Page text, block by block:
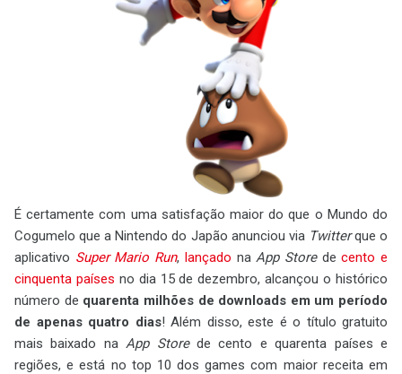
É certamente com uma satisfação maior do que o Mundo do
Cogumelo que a Nintendo do Japão anunciou via Twitterque o
aplicativo Super Mario Run, lançado naApp Storedecento e
cinquenta países no dia 15 de dezembro, alcançou o histórico
número de quarenta milhões de downloads em um período
de apenas quatro dias! Além disso, este é o título gratuito
mais baixado naApp Storede cento e quarenta países e
regiões, e está no top 10 dos games com maior receita em